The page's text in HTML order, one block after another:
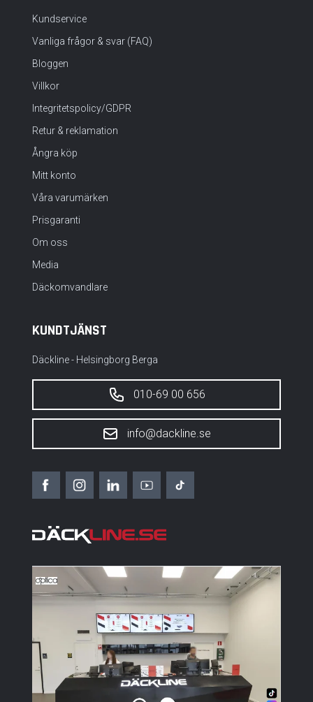
Kundservice
Vanliga frågor & svar (FAQ)
Bloggen
Villkor
Integritetspolicy/GDPR
Retur & reklamation
Ångra köp
Mitt konto
Våra varumärken
Prisgaranti
Om oss
Media
Däckomvandlare
KUNDTJÄNST
Däckline - Helsingborg Berga
010-69 00 656
info@dackline.se